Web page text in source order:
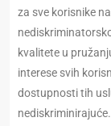
za sve korisnike
kvalitete u
interese svih
dostupnosti tih
nediskriminirajuće.